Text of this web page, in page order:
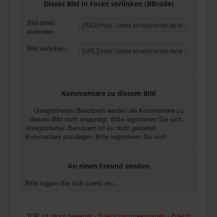
Dieses Bild in Foren verlinken (BBcode)
Bild direkt
einbinden :
Bild verlinken :
Kommentare zu diesem Bild
Unregistrierten Benutzern werden die Kommentare zu
diesem Bild nicht angezeigt. Bitte registrieren Sie sich...
Unregistrierten Benutzern ist es nicht gestattet,
Kommentare anzulegen. Bitte registrieren Sie sich...
An einen Freund senden
Bitte loggen Sie sich zuerst ein...